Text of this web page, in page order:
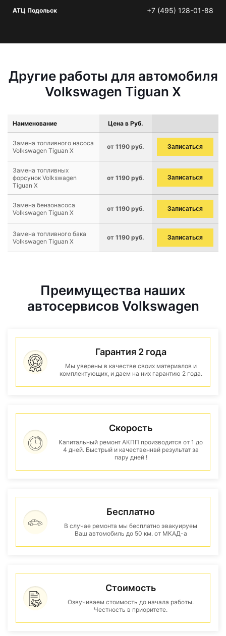
АТЦ Подольск +7 (495) 128-01-88
Другие работы для автомобиля
Volkswagen Tiguan X
Наименование Цена в Руб.
Замена топливного насоса
Volkswagen Tiguan X
от 1190 руб. Записаться
Замена топливных
форсунок Volkswagen
Tiguan X
от 1190 руб. Записаться
Замена бензонасоса
Volkswagen Tiguan X
от 1190 руб. Записаться
Замена топливного бака
Volkswagen Tiguan X
от 1190 руб. Записаться
Преимущества наших
автосервисов Volkswagen
Гарантия 2 года
Мы уверены в качестве своих материалов и
комплектующих, и даем на них гарантию 2 года.
Скорость
Капитальный ремонт АКПП производится от 1 до
4 дней. Быстрый и качественнвй результат за
пару дней !
Бесплатно
В случае ремонта мы бесплатно эвакуируем
Ваш автомобиль до 50 км. от МКАД-а
Стоимость
Озвучиваем стоимость до начала работы.
Честность в приоритете.